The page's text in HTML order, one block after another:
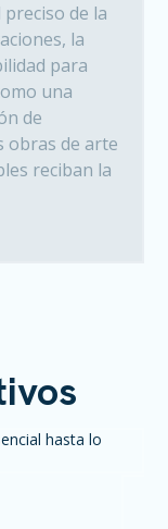
de la
la
para
una
de
obras de arte
reciban la
hasta lo